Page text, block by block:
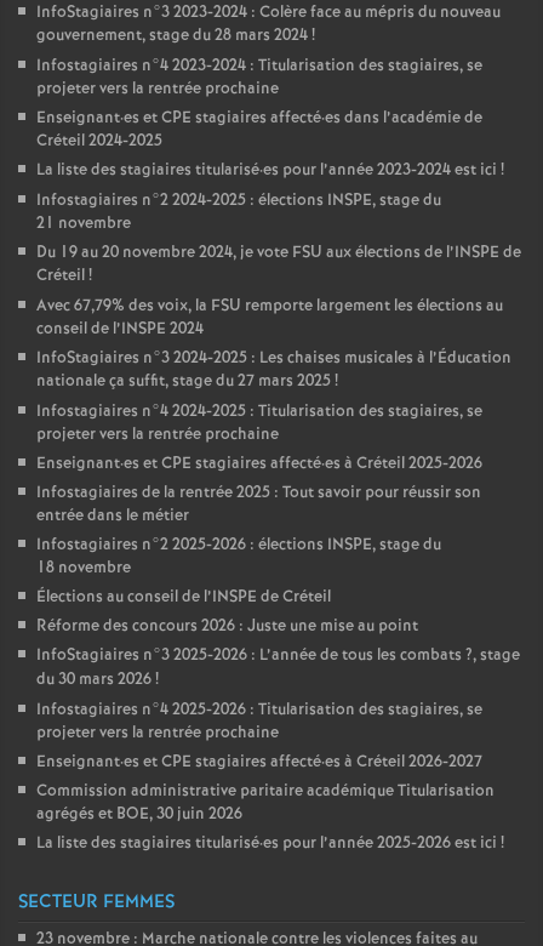
InfoStagiaires n°3 2023-2024 : Colère face au mépris du nouveau
gouvernement, stage du 28 mars 2024!
Infostagiaires n°4 2023-2024 : Titularisation des stagiaires, se
projeter vers la rentrée prochaine
Enseignant·es etCPE stagiaires affecté·es dans l’académie de
Créteil 2024-2025
La liste des stagiaires titularisé·es pour l’année 2023-2024 est ici !
Infostagiaires n°2 2024-2025 : élections INSPE, stage du
21 novembre
Du 19 au 20 novembre 2024, je vote FSU aux élections de l’INSPE de
Créteil!
Avec 67,79% des voix, la FSU remporte largement les élections au
conseil de l’INSPE 2024
InfoStagiaires n°3 2024-2025 : Les chaises musicales à l’Éducation
nationale ça suffit, stage du 27 mars 2025!
Infostagiaires n°4 2024-2025 : Titularisation des stagiaires, se
projeter vers la rentrée prochaine
Enseignant·es etCPE stagiaires affecté·es à Créteil 2025-2026
Infostagiaires de la rentrée 2025 : Tout savoir pour réussir son
entrée dans le métier
Infostagiaires n°2 2025-2026 : élections INSPE, stage du
18 novembre
Élections au conseil de l’INSPE de Créteil
Réforme des concours 2026 : Juste une mise au point
InfoStagiaires n°3 2025-2026 : L’année de tous les combats ?, stage
du 30 mars 2026!
Infostagiaires n°4 2025-2026 : Titularisation des stagiaires, se
projeter vers la rentrée prochaine
Enseignant·es etCPE stagiaires affecté·es à Créteil 2026-2027
Commission administrative paritaire académique Titularisation
agrégés et BOE, 30 juin 2026
La liste des stagiaires titularisé·es pour l’année 2025-2026 est ici !
SECTEUR FEMMES
23 novembre : Marche nationale contre les violences faites au